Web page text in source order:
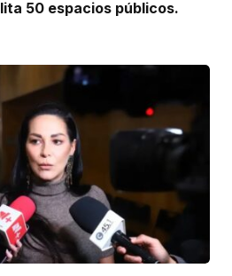
50 espacios públicos.